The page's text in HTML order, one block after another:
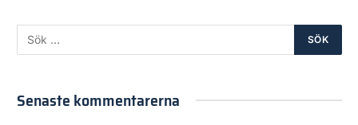
Senaste kommentarerna